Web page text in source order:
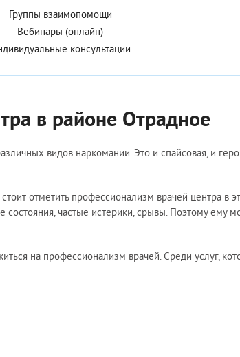
Группы взаимопомощи
Вебинары (онлайн)
консультации
в районе Отрадное
видов наркомании. Это и спайсовая, и
отметить профессионализм врачей центра в
состояния, частые истерики, срывы. Поэтому ему
на профессионализм врачей. Среди услуг,